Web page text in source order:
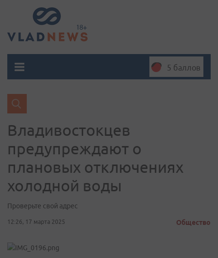
5 баллов
Владивостокцев
предупреждают о
плановых отключениях
холодной воды
Проверьте свой адрес
12:26, 17 марта 2025 Общество